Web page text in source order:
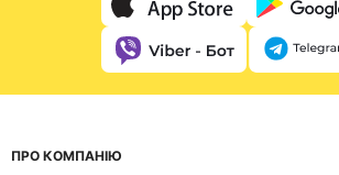
ПРО КОМПАНІЮ